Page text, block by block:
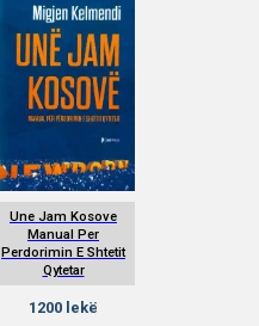
Une Jam Kosove
Manual Per
Perdorimin E Shtetit
Qytetar
1200 lekë